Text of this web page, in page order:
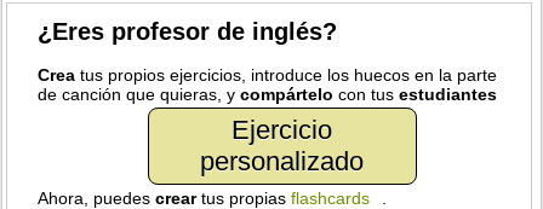
¿Eres profesor de inglés?
Crea tus propios ejercicios, introduce los huecos en la parte
de canción que quieras, ycompártelo con tusestudiantes
Ejercicio
personalizado
Ahora, puedescreartus propiasflashcards